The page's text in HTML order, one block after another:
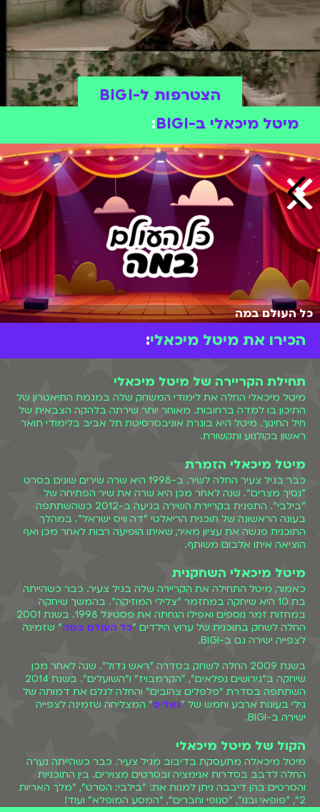
הצטרפות ל-BIGI
מיטל מיכאלי ב-BIGI
:
כל העולם במה
הכירו את מיטל מיכאלי:
תחילת הקריירה של מיטל מיכאלי
מיטל מיכאלי החלה את לימודי המשחק שלה במגמת התיאטרון של
התיכון בו למדה ברחובות. מאוחר יותר שירתה בלהקה הצבאית של
חיל החינוך. מיטל היא בוגרת אוניבסרסיטת תל אביב בלימודי תואר
ראשון בקולנוע ותקשורת.
מיטל מיכאלי הזמרת
כבר בגיל צעיר החלה לשיר. ב-1998 היא שרה שירים שונים בסרט
"נסיך מצרים". שנה לאחר מכן היא שרה את שיר הפתיחה של
"בילבי". התפנית בקריירת השירה בגיעה ב-2012 כשהשתתפה
בעונה הראשונה של תוכנית הריאלטי "דה וויס ישראל". במהלך
התוכנית פגשה את עציון מאיר, שאיתו הופיעה רבות לאחר מכן ואף
הוציאה איתו אלבום משותף.
מיטל מיכאלי השחקנית
כאמור, מיטל התחילה את הקריירה שלה בגיל צעיר. כבר כשהייתה
בת 10 היא שיחקה במחזמר "צלילי המוזיקה". בהמשך שיחקה
במחזות זמר נוספים ואפילו הנחתה את פסטיגל 1998. בשנת 2001
החלה לשחק בתוכנית של ערוץ הילדים "כל העולם במה" שזמינה
לצפייה ישירה גם ב-BIGI.
בשנת 2009 החלה לשחק בסדרה "ראש גדול". שנה לאחר מכן
שיחקה ב"גירושים נפלאים", "הקרמבויז" ו"השועלים". בשנת 2014
השתתפה בסדרת "פלפלים צהובים" והחלה לגלם את דמותה של
גילי בעונות ארבע וחמש של "גאליס" המצליחה שזמינה לצפייה
ישירה ב-BIGI.
הקול של מיטל מיכאלי
מיטל מיכאלה מתעסקת בדיבוב מגיל צעיר. כבר כשהייתה נערה
החלה לדבב בסדרות אנימציה ובסרטים מצוירים. בין התוכניות
והסרטים בהן דיבבה ניתן למנות את: "בילבי: הסרט", "מלך האריות
2", "פופאי ובנו", "סנופי וחברים", "המסע המופלא" ועוד!